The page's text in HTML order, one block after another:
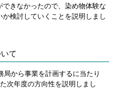
きなかったので、染め物体験な
検討していくことを説明しまし
て
から事業を計画するに当たり
次年度の方向性を説明しまし